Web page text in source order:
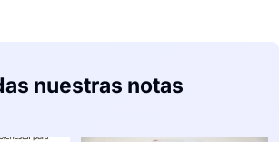
nuestras notas